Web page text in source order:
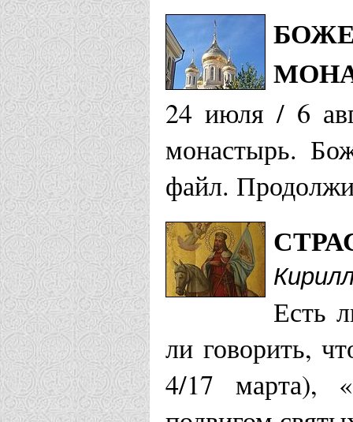
Вятская
Храм
Донецкая
Свято-
Храм
Елецкая
24 июля / 6
монастырь.
файл.
Есть
ли говорить,
4/17 марта),